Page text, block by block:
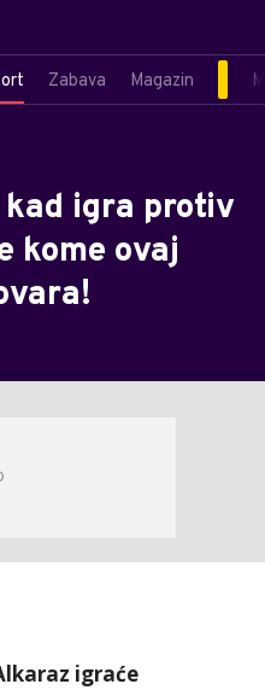
Zabava Magazin
igra protiv
kome ovaj
igraće